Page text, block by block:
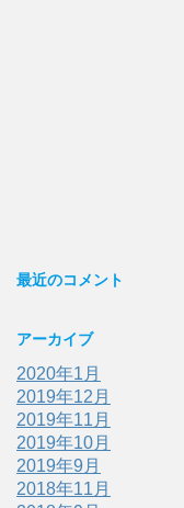
最近のコメント
アーカイブ
2020年1月
2019年12月
2019年11月
2019年10月
2019年9月
2018年11月